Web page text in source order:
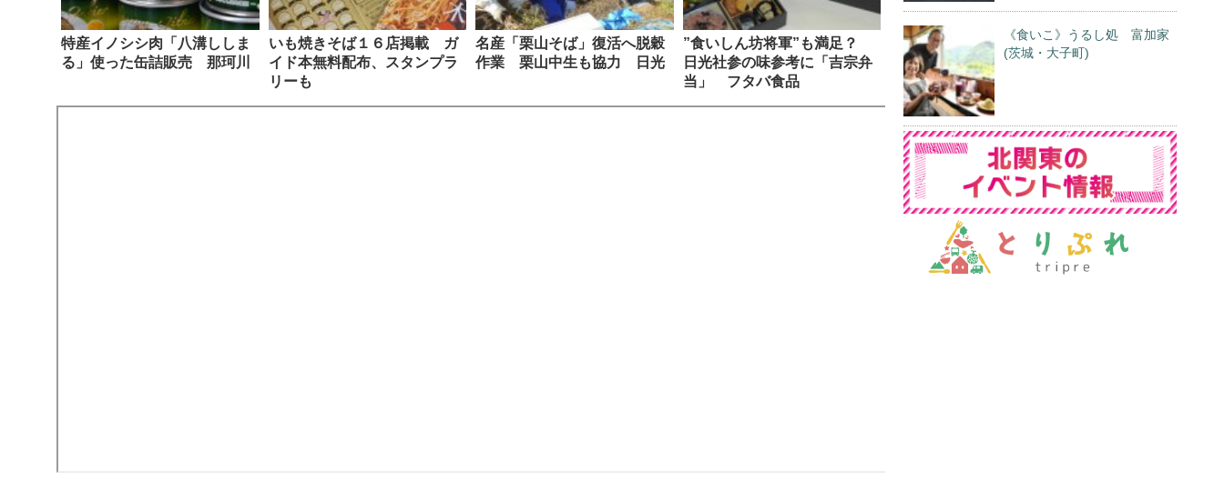
特産イノシシ肉「八溝ししま
る」使った缶詰販売 那珂川
いも焼きそば１６店掲載 ガ
イド本無料配布、スタンプラ
リーも
名産「栗山そば」復活へ脱穀
作業 栗山中生も協力 日光
”食いしん坊将軍”も満足？
日光社参の味参考に「吉宗弁
当」 フタバ食品
《食いこ》うるし処 富加家
(茨城・大子町)